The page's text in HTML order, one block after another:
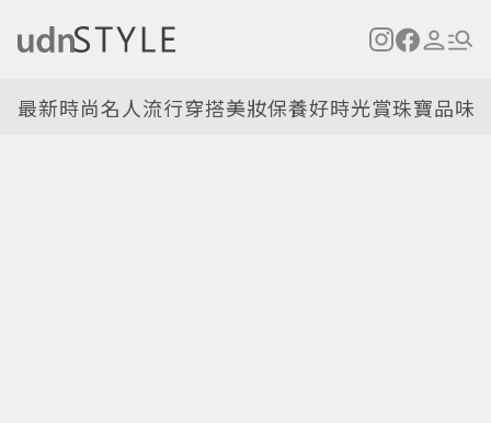
最新時尚名人流行穿搭美妝保養好時光賞珠寶品味